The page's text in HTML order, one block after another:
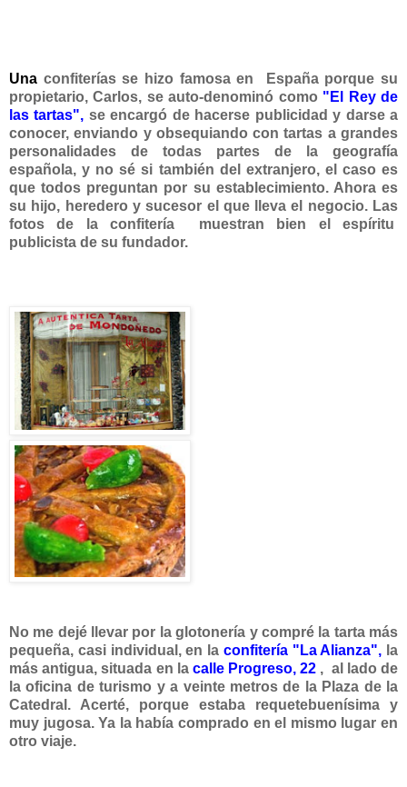
Una confiterías se hizo famosa en España porque su
propietario, Carlos, se auto-denominó como "El Rey de
las tartas", se encargó de hacerse publicidad y darse a
conocer, enviando y obsequiando con tartas a grandes
personalidades de todas partes de la geografía
española, y no sé si también del extranjero, el caso es
que todos preguntan por su establecimiento. Ahora es
su hijo, heredero y sucesor el que lleva el negocio. Las
fotos de la confitería
muestran bien el espíritu
publicista de su fundador.
No me dejé llevar por la glotonería y compré la tarta más
pequeña, casi individual, en la confitería "La Alianza", la
más antigua, situada en la calle Progreso, 22 , al lado de
la oficina de turismo y a veinte metros de la Plaza de la
Catedral. Acerté, porque estaba requetebuenísima y
muy jugosa. Ya la había comprado en el mismo lugar en
otro viaje.